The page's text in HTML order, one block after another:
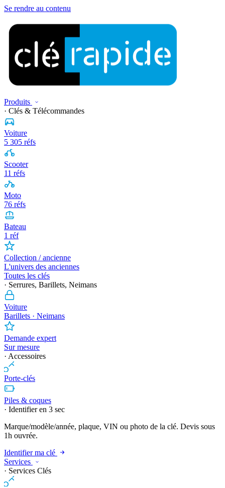
Se rendre au contenu
Produits
· Clés & Télécommandes
Voiture
5 305 réfs
Scooter
11 réfs
Moto
76 réfs
Bateau
1 réf
Collection / ancienne
L'univers des anciennes
Toutes les clés
· Serrures, Barillets, Neimans
Voiture
Barillets · Neimans
Demande expert
Sur mesure
· Accessoires
Porte-clés
Piles & coques
· Identifier en 3 sec
Marque/modèle/année, plaque, VIN ou photo de la clé. Devis sous
1h ouvrée.
Identifier ma clé
Services
· Services Clés